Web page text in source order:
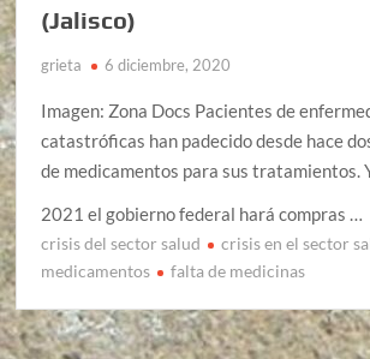
(Jalisco)
grieta 6 diciembre, 2020
Imagen: Zona Docs Pacientes de
catastróficas han padecido desde hace
de medicamentos para sus tratamientos.
2021 el gobierno federal hará compras …
crisis del sector salud crisis en el sector
medicamentos
falta de medicinas